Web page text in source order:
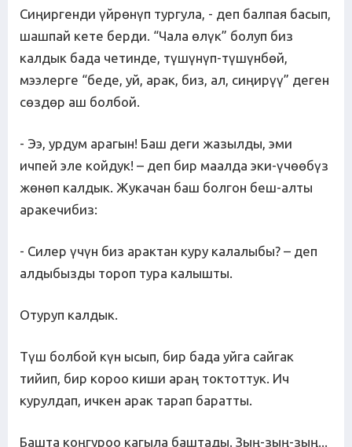
Сиңиргенди үйрөнүп тургула, - деп балпая басып,
шашпай кете берди. “Чала өлүк” болуп биз
калдык бада четинде, түшүнүп-түшүнбөй,
мээлерге “беде, уй, арак, биз, ал, сиңирүү” деген
сөздөр аш болбой.
- Ээ, урдум арагын! Баш деги жазылды, эми
ичпей эле койдук! – деп бир маалда эки-үчөөбүз
жөнөп калдык. Жукачан баш болгон беш-алты
аракечибиз:
- Силер үчүн биз арактан куру калалыбы? – деп
алдыбызды тороп тура калышты.
Отуруп калдык.
Түш болбой күн ысып, бир бада уйга сайгак
тийип, бир короо киши араң токтоттук. Ич
курулдап, ичкен арак тарап баратты.
Башта коңгуроо кагыла баштады. Зың-зың-зың...